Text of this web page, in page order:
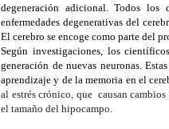
degeneración adicional. Todos
enfermedades degenerativas del
El cerebro se encoge como parte del
Según investigaciones, los
generación de nuevas neuronas.
aprendizaje y de la memoria en el
al estrés crónico, que causan
el tamaño del hipocampo.